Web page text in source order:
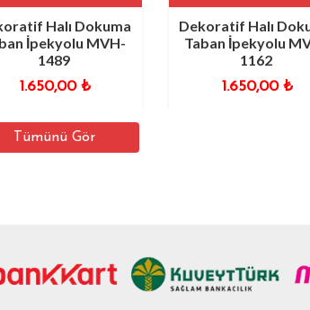
Halı Dokuma
İpekyolu MVH-
1489
1.650,00₺
Dekoratif Halı Dokuma
Taban İpekyolu MVH-
1162
1.650,00₺
Tümünü Gör